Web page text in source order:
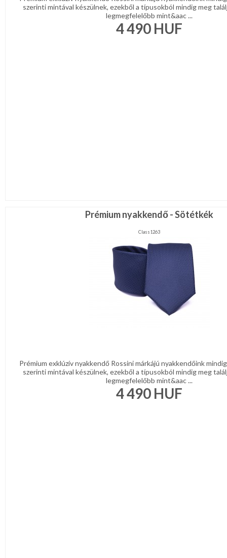
szerinti mintával készülnek, ezekből a típusokból mindig meg
legmegfelelőbb mint&aac ...
4 490 HUF
Prémium nyakkendő - Sötétkék
Class1263
Prémium exklúzív nyakkendő Rossini márkájú nyakkendőink
szerinti mintával készülnek, ezekből a típusokból mindig meg
legmegfelelőbb mint&aac ...
4 490 HUF